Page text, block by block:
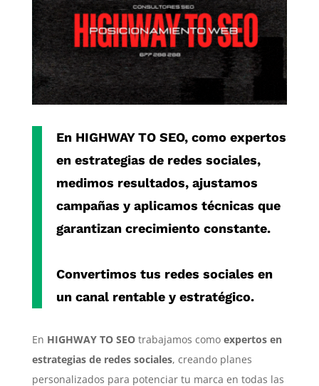
En HIGHWAY TO SEO, como expertos
en estrategias de redes sociales,
medimos resultados, ajustamos
campañas y aplicamos técnicas que
garantizan crecimiento constante.
Convertimos tus redes sociales en
un canal rentable y estratégico.
En HIGHWAY TO SEOtrabajamos como expertos en
estrategias de redes sociales, creando planes
personalizados para potenciar tu marca en todas las